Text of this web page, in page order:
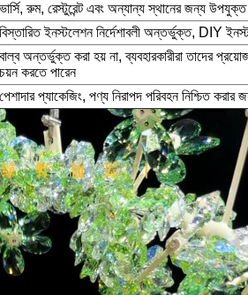
ভার্সি, রুম, রেস্টুরেন্ট এবং অন্যান্য স্থানের জন্য উপযুক্ত
বিস্তারিত ইনস্টলেশন নির্দেশাবলী অন্তর্ভুক্ত, DIY
বাল্ব অন্তর্ভুক্ত করা হয় না, ব্যবহারকারীরা তাদের
চয়ন করতে পারেন
পেশাদার প্যাকেজিং, পণ্য নিরাপদ পরিবহন নিশ্চিত করার